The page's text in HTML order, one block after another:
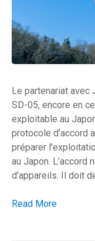
Le partenariat avec
SD-05, encore en
exploitable au
protocole d’accord
préparer
au Japon. L’accord
d’appareils. Il doit
SkyDrive prépare
Read More